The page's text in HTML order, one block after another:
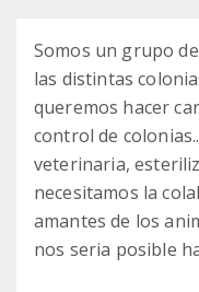
Somos un grupo
las distintas
queremos hacer
control de
veterinaria,
necesitamos la
amantes de los
nos seria posible